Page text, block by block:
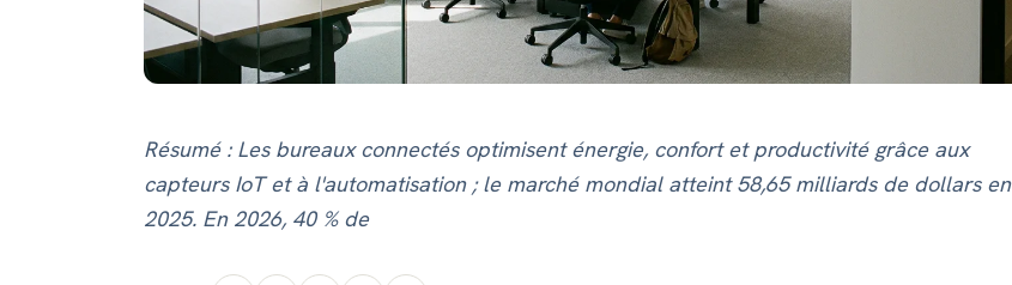
Résumé : Les bureaux connectés optimisent énergie, confort et productivité grâce aux
capteurs IoT et à l'automatisation ; le marché mondial atteint 58,65 milliards de dollars en
2025. En 2026, 40 % de